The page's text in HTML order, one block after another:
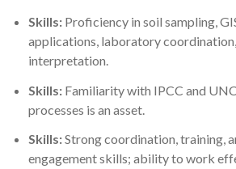
Skills: Proficiency in soil sampling,
applications, laboratory
interpretation.
Skills: Familiarity with IPCC and
processes is an asset.
Skills:Strong coordination, training,
engagement skills; ability to work